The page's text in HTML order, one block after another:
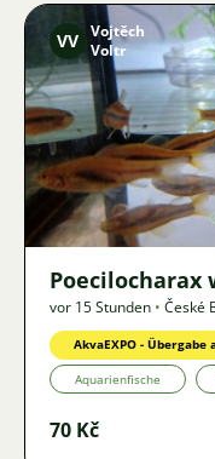
VV Vojtěch
Voltr
Poecilocharax
vor 15 Stunden • České
AkvaEXPO -
Aquarienfische
70 Kč